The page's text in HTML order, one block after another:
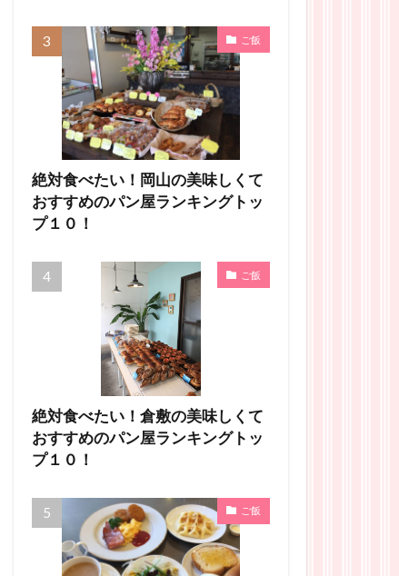
ご飯
絶対食べたい！岡山の美味しくて
おすすめのパン屋ランキングトッ
プ１０！
ご飯
絶対食べたい！倉敷の美味しくて
おすすめのパン屋ランキングトッ
プ１０！
ご飯